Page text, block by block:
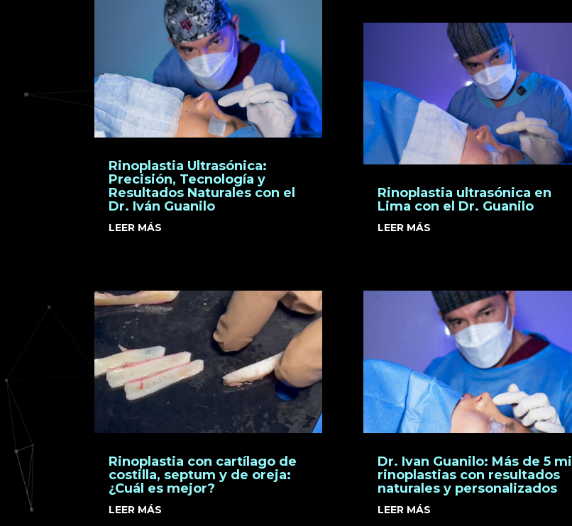
Rinoplastia Ultrasónica:
Precisión, Tecnología y
Resultados Naturales con el
Dr. Iván Guanilo
LEER MÁS
Rinoplastia con cartílago de
costilla, septum y de oreja:
¿Cuál es mejor?
LEER MÁS
Rinoplastia ultrasónica en
Lima con el Dr. Guanilo
LEER MÁS
Dr. Ivan Guanilo: Más de 5 mil
rinoplastias con resultados
naturales y personalizados
LEER MÁS